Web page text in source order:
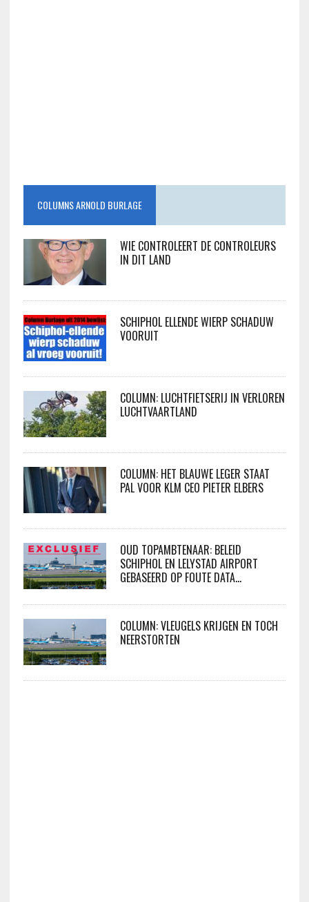
COLUMNS ARNOLD BURLAGE
WIE CONTROLEERT DE CONTROLEURS
IN DIT LAND
SCHIPHOL ELLENDE WIERP SCHADUW
VOORUIT
COLUMN: LUCHTFIETSERIJ IN VERLOREN
LUCHTVAARTLAND
COLUMN: HET BLAUWE LEGER STAAT
PAL VOOR KLM CEO PIETER ELBERS
OUD TOPAMBTENAAR: BELEID
SCHIPHOL EN LELYSTAD AIRPORT
GEBASEERD OP FOUTE DATA…
COLUMN: VLEUGELS KRIJGEN EN TOCH
NEERSTORTEN